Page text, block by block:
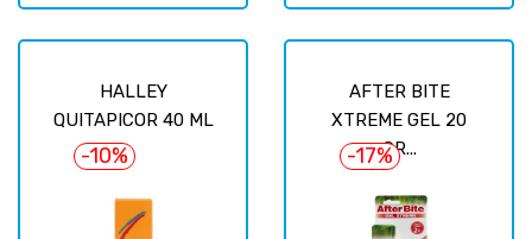
HALLEY
QUITAPICOR 40 ML
-10%
AFTER BITE
XTREME GEL 20
GR...
-17%